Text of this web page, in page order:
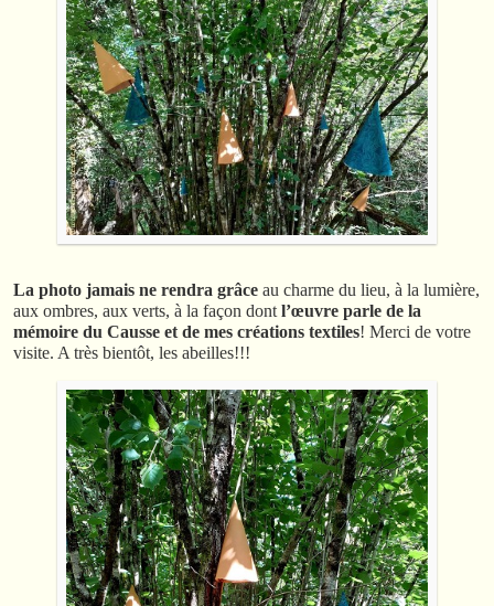
La photo jamais ne rendra grâce au charme du lieu, à la lumière,
aux ombres, aux verts, à la façon dont l’œuvre parle de la
mémoire du Causse et de mes créations textiles! Merci de votre
visite. A très bientôt, les abeilles!!!